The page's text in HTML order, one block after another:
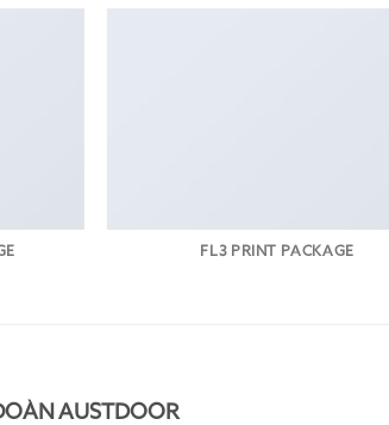
FL3 PRINT PACKAGE
AUSTDOOR